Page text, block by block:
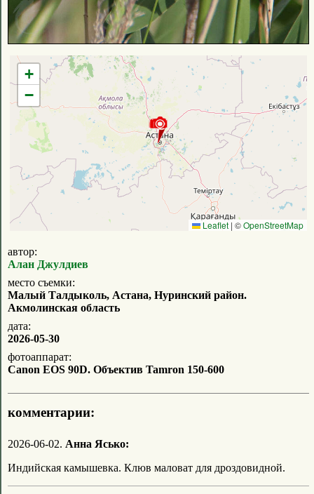
+
−
Leaflet | ©OpenStreetMap
автор:
Алан Джулдиев
место съемки:
Малый Талдыколь, Астана, Нуринский район.
Акмолинская область
дата:
2026-05-30
фотоаппарат:
Canon EOS 90D. Объектив Tamron 150-600
комментарии:
2026-06-02. Анна Ясько:
Индийская камышевка. Клюв маловат для дроздовидной.